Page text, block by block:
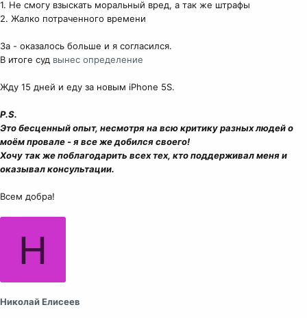
1. Не смогу взыскать моральный вред, а так же штрафы
2. Жалко потраченного времени
За - оказалось больше и я согласился.
В итоге суд вынес определение
Жду 15 дней и еду за новым iPhone 5S.
P.S.
Это бесценный опыт, несмотря на всю критику разных людей о
моём провале - я все же добился своего!
Хочу так же поблагодарить всех тех, кто поддерживал меня и
оказывал консультации.
Всем добра!
Н
Николай Елисеев